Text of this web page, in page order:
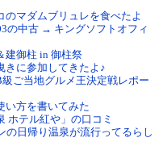
のマダムブリュレを食べたよ
の中古 → キングソフトオフィ
建御柱 in 御柱祭
きに参加してきたよ♪
ご当地グルメ王決定戦レポー
い方を書いてみた
ホテル紅や」の口コミ
の日帰り温泉が流行ってるらし